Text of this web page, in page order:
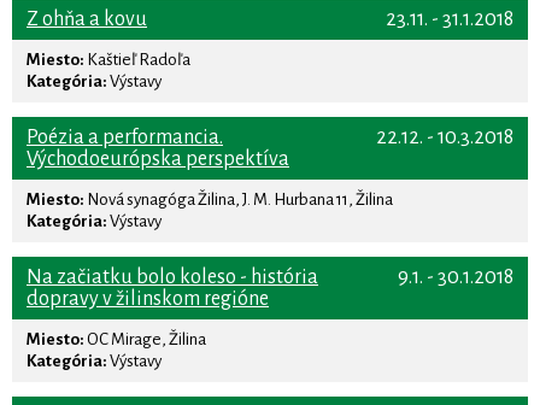
23.11. - 31.1.2018
Z ohňa a kovu
Miesto: Kaštieľ Radoľa
Kategória: Výstavy
22.12. - 10.3.2018
Poézia a performancia.
Východoeurópska perspektíva
Miesto: Nová synagóga Žilina, J. M. Hurbana 11, Žilina
Kategória: Výstavy
9.1. - 30.1.2018
Na začiatku bolo koleso - história
dopravy v žilinskom regióne
Miesto: OC Mirage, Žilina
Kategória: Výstavy